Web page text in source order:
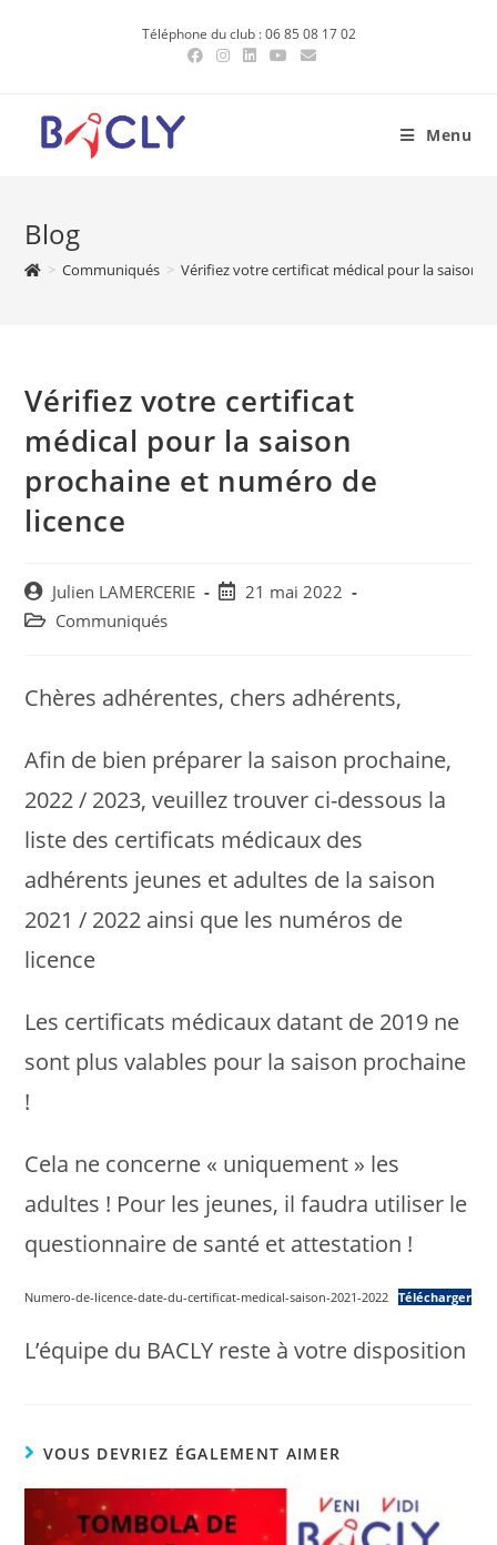
Téléphone du club : 06 85 08 17 02
Menu
Blog
> Communiqués > Vérifiez votre certificat médical pour la saison
Vérifiez votre certificat
médical pour la saison
prochaine et numéro de
licence
Post
author:
Julien LAMERCERIE
Post21 mai 2022
Post Communiqués
Chères adhérentes, chers adhérents,
Afin de bien préparer la saison prochaine,
2022 / 2023, veuillez trouver ci-dessous la
liste des certificats médicaux des
adhérents jeunes et adultes de la saison
2021 / 2022 ainsi que les numéros de
licence
Les certificats médicaux datant de 2019 ne
sont plus valables pour la saison prochaine
!
Cela ne concerne « uniquement » les
adultes ! Pour les jeunes, il faudra utiliser le
questionnaire de santé et attestation !
Numero-de-licence-date-du-certificat-medical-saison-2021-2022 Télécharger
L’équipe du BACLY reste à votre disposition
VOUS DEVRIEZ ÉGALEMENT AIMER